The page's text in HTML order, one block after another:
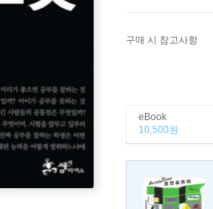
구매 시 참고사항
eBook
10,500원